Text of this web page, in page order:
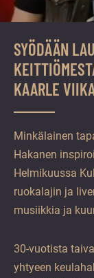
SYÖDÄÄN
KAARLE
Minkälainen
Hakanen
Helmikuussa
ruokalajin ja
musiikkia ja
30-vuotista
yhtyeen